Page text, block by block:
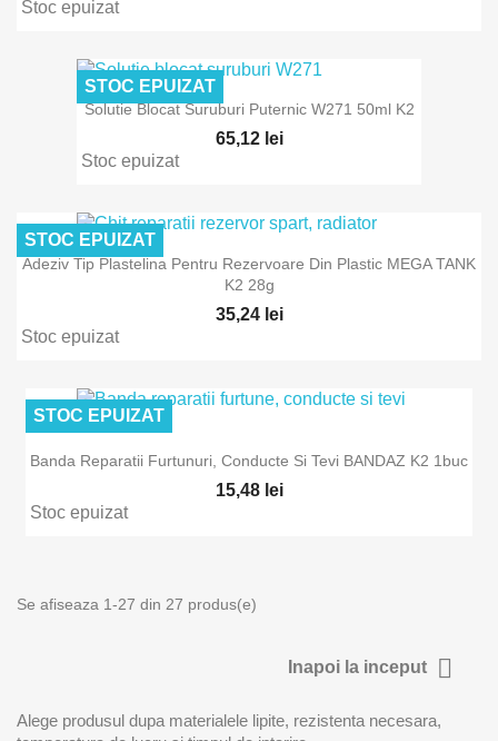
Stoc epuizat
Solutie Blocat Suruburi Puternic W271 50ml K2
65,12 lei
Stoc epuizat
STOC EPUIZAT
Adeziv Tip Plastelina Pentru Rezervoare Din Plastic MEGA TANK
K2 28g
35,24 lei
Stoc epuizat
STOC EPUIZAT
Banda Reparatii Furtunuri, Conducte Si Tevi BANDAZ K2 1buc
15,48 lei
Stoc epuizat
STOC EPUIZAT
Se afiseaza 1-27 din 27 produs(e)
Inapoi la inceput 
Alege produsul dupa materialele lipite, rezistenta necesara,